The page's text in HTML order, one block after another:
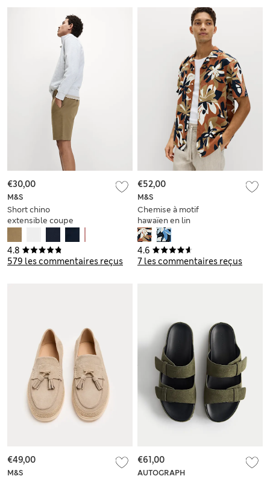
4.8
579 les commentaires reçus
M&S
Short chino
extensible coupe
€30,00
4.6
7 les commentaires reçus
M&S
Chemise à motif
hawaïen en lin
€52,00
M&S
€49,00
AUTOGRAPH
€61,00